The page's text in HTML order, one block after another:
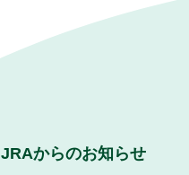
JRAからのお知らせ